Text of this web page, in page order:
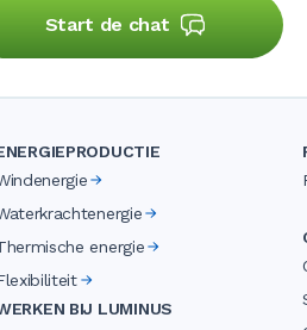
Start de chat
energie
BIJ LUMINUS